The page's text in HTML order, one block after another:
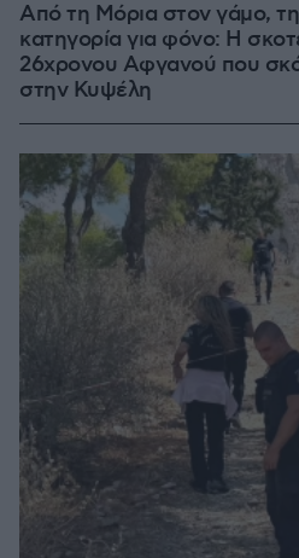
Από τη Μόρια στον γάμο,
κατηγορία για φόνο: Η
26χρονου Αφγανού που
στην Κυψέλη